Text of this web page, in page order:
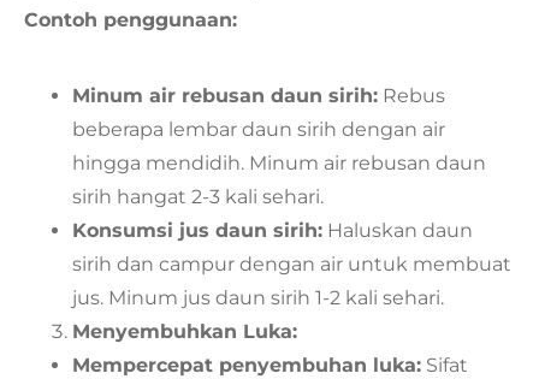
Contoh penggunaan:
Minum air rebusan daun sirih: Rebus
beberapa lembar daun sirih dengan air
hingga mendidih. Minum air rebusan daun
sirih hangat 2-3 kali sehari.
Konsumsi jus daun sirih: Haluskan daun
sirih dan campur dengan air untuk membuat
jus. Minum jus daun sirih 1-2 kali sehari.
Menyembuhkan Luka:
Mempercepat penyembuhan luka: Sifat